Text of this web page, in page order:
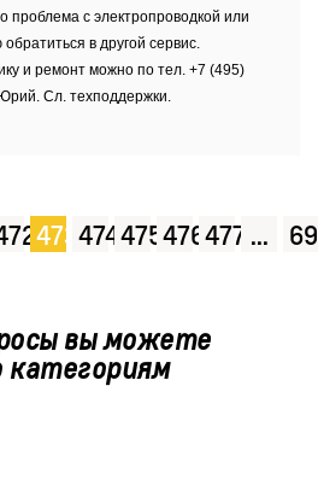
проблема с электропроводкой или
в другой сервис.
и ремонт можно по тел. +7 (495)
Сл. техподдержки.
473 474475476477 ...
вы можете